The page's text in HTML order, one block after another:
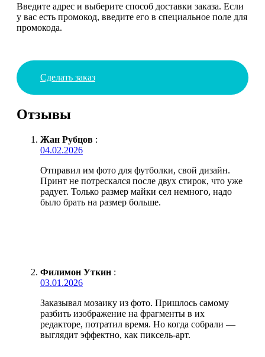
Введите адрес и выберите способ доставки заказа. Если
у вас есть промокод, введите его в специальное поле для
промокода.
Сделать заказ
Отзывы
Жан Рубцов :
04.02.2026
Отправил им фото для футболки, свой дизайн.
Принт не потрескался после двух стирок, что уже
радует. Только размер майки сел немного, надо
было брать на размер больше.
Филимон Уткин :
03.01.2026
Заказывал мозаику из фото. Пришлось самому
разбить изображение на фрагменты в их
редакторе, потратил время. Но когда собрали —
выглядит эффектно, как пиксель-арт.